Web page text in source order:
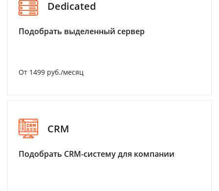
Dedicated
Подобрать выделенный сервер
От 1499 руб./месяц
CRM
Подобрать CRM-систему для компании